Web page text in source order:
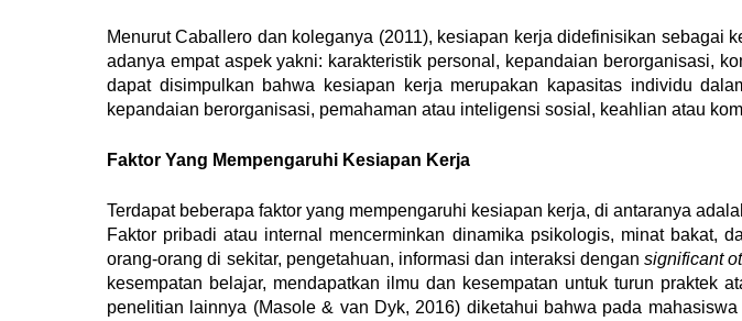
MenurutCaballero dan koleganya (2011), kesiapan kerja didefinisikan sebagai
adanya empat aspek yakni: karakteristik personal, kepandaian berorganisasi,
dapat disimpulkan bahwa kesiapan kerja merupakan kapasitas individu
kepandaian berorganisasi, pemahaman atau inteligensi sosial, keahlian atau
Faktor Yang Mempengaruhi Kesiapan Kerja
Terdapat beberapa faktor yang mempengaruhi kesiapan kerja, di antaranya
Faktor pribadi atau internal mencerminkan dinamika psikologis, minat bakat,
orang-orang di sekitar, pengetahuan, informasi dan interaksi dengansignificant
kesempatan belajar, mendapatkan ilmu dan kesempatan untuk turun praktek
penelitian lainnya (Masole & van Dyk, 2016) diketahui bahwa pada